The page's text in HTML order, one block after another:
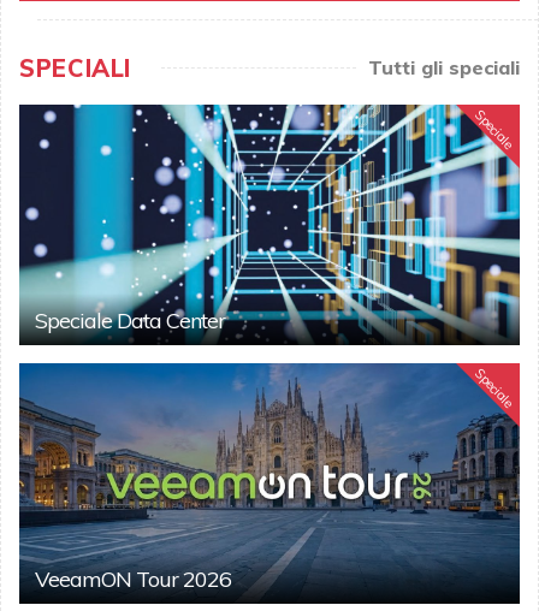
SPECIALI Tutti gli speciali
Speciale
Speciale Data Center
Speciale
VeeamON Tour 2026